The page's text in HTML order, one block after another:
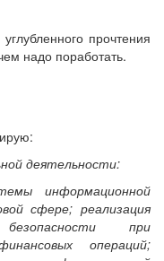
прочтения
надо поработать.
деятельности:
информационной
сфере; реализация
при
операций;